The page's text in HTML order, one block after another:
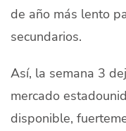
de año más lento
secundarios.
Así, la semana 3
mercado
disponible,